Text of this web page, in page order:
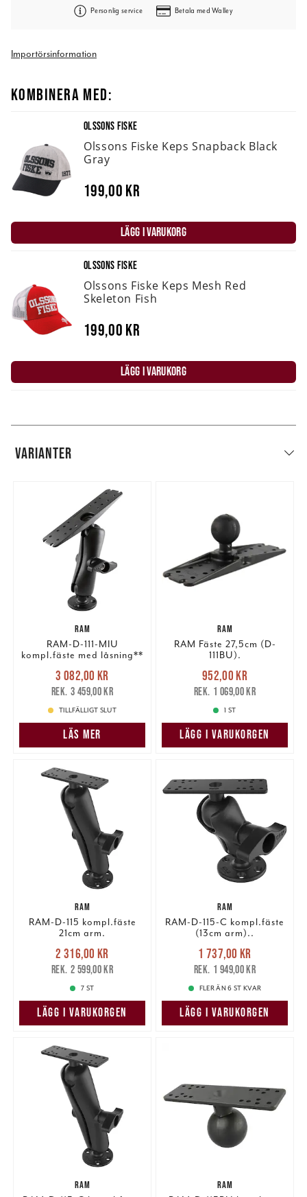
Personlig service Betala med Walley
Importörsinformation
KOMBINERA MED:
OLSSONS FISKE
Olssons Fiske Keps Snapback Black
Gray
199,00 kr
LÄGG I VARUKORG
OLSSONS FISKE
Olssons Fiske Keps Mesh Red
Skeleton Fish
199,00 kr
LÄGG I VARUKORG
VARIANTER
RAM
RAM-D-111-MIU
kompl.fäste med låsning**
Nuvarande pris
3 082,00 krTidigare pris
3 459,00 kr
3 082,00 kr
3 459,00 kr
TILLFÄLLIGT SLUT
LÄS MER
RAM
RAM Fäste 27,5cm (D-
111BU).
Nuvarande pris
952,00 krTidigare pris
1 069,00 kr
952,00 kr
1 069,00 kr
1 ST
LÄGG I VARUKORGEN
RAM
RAM-D-115 kompl.fäste
21cm arm.
Nuvarande pris
2 316,00 krTidigare pris
2 599,00 kr
2 316,00 kr
2 599,00 kr
7 ST
LÄGG I VARUKORGEN
RAM
RAM-D-115-C kompl.fäste
(13cm arm)..
Nuvarande pris
1 737,00 krTidigare pris
1 949,00 kr
1 737,00 kr
1 949,00 kr
FLER ÄN 6 ST KVAR
LÄGG I VARUKORGEN
RAM RAM